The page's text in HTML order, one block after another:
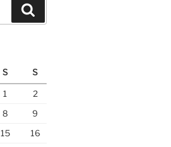
S S
1
2
8
9
15
16